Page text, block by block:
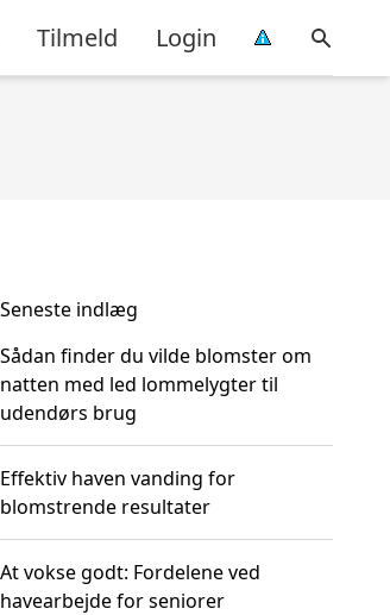
Tilmeld Login
Seneste indlæg
Sådan finder du vilde blomster om
natten med led lommelygter til
udendørs brug
Effektiv haven vanding for
blomstrende resultater
At vokse godt: Fordelene ved
havearbejde for seniorer